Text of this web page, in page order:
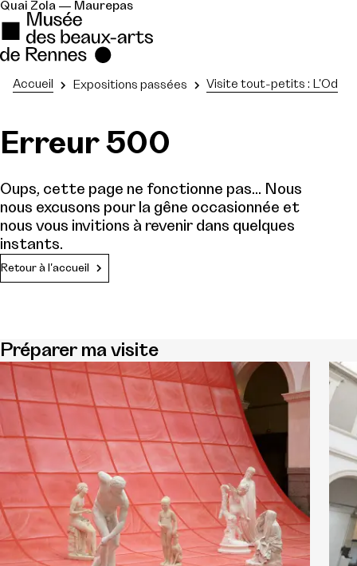
Quai Zola — Maurepas
Accueil Expositions passées Visite tout-petits :
Erreur 500
Oups, cette page ne fonctionne pas... Nous
nous excusons pour la gêne occasionnée et
nous vous invitions à revenir dans quelques
instants.
Retour à l'accueil
Préparer ma visite